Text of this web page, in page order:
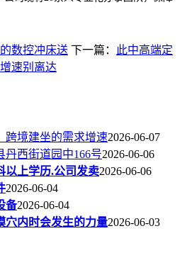
数控冲床送 下一篇：
此中高端定
速别离达
跨境建坐的需求增速2026-06-07
丹西街道园中166号2026-06-06
以上学历.公司发卖2026-06-06
2026-06-04
备2026-06-04
穴内时会发生的力量2026-06-03